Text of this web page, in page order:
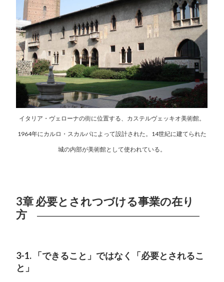
イタリア・ヴェローナの街に位置する、カステルヴェッキオ美術館。
1964年にカルロ・スカルパによって設計された。14世紀に建てられた
城の内部が美術館として使われている。
3章 必要とされつづける事業の在り
方
3-1. 「できること」ではなく「必要とされるこ
と」